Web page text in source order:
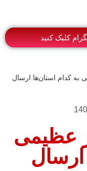
کلیک کنید
به کدام استان‌ها ارسال
عظیمی
ارسال